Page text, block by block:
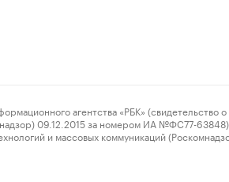
агентства «РБК» (свидетельство о
09.12.2015 за номером ИА №ФС77-63848)
и массовых коммуникаций